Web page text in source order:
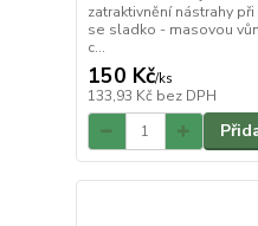
zatraktivnění nástrahy
se sladko - masovou
c...
150 Kč/ks
133,93 Kč bez DPH